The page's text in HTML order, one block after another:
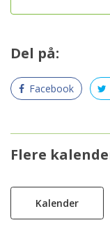
Del på:
Facebook
Flere
Kalender